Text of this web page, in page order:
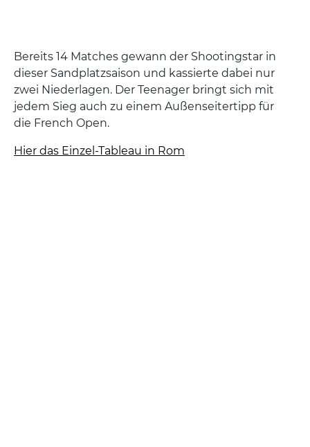
Bereits 14 Matches gewann der Shootingstar in
dieser Sandplatzsaison und kassierte dabei nur
zwei Niederlagen. Der Teenager bringt sich mit
jedem Sieg auch zu einem Außenseitertipp für
die French Open.
Hier das Einzel-Tableau in Rom